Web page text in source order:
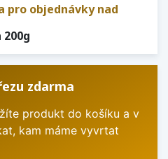
pro objednávky nad
zdarma
produkt do košíku a v
kam máme vyvrtat